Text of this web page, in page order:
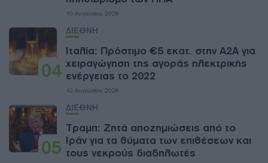
10 Αυγούστου 2026
04
ΔΙΕΘΝΗ
Ιταλία: Πρόστιμο €5 εκατ. στην A2A για
χειραγώγηση της αγοράς ηλεκτρικής
ενέργειας το 2022
10 Αυγούστου 2026
05
ΔΙΕΘΝΗ
Τραμπ: Ζητά αποζημιώσεις από το
Ιράν για τα θύματα των επιθέσεων και
τους νεκρούς διαδηλωτές